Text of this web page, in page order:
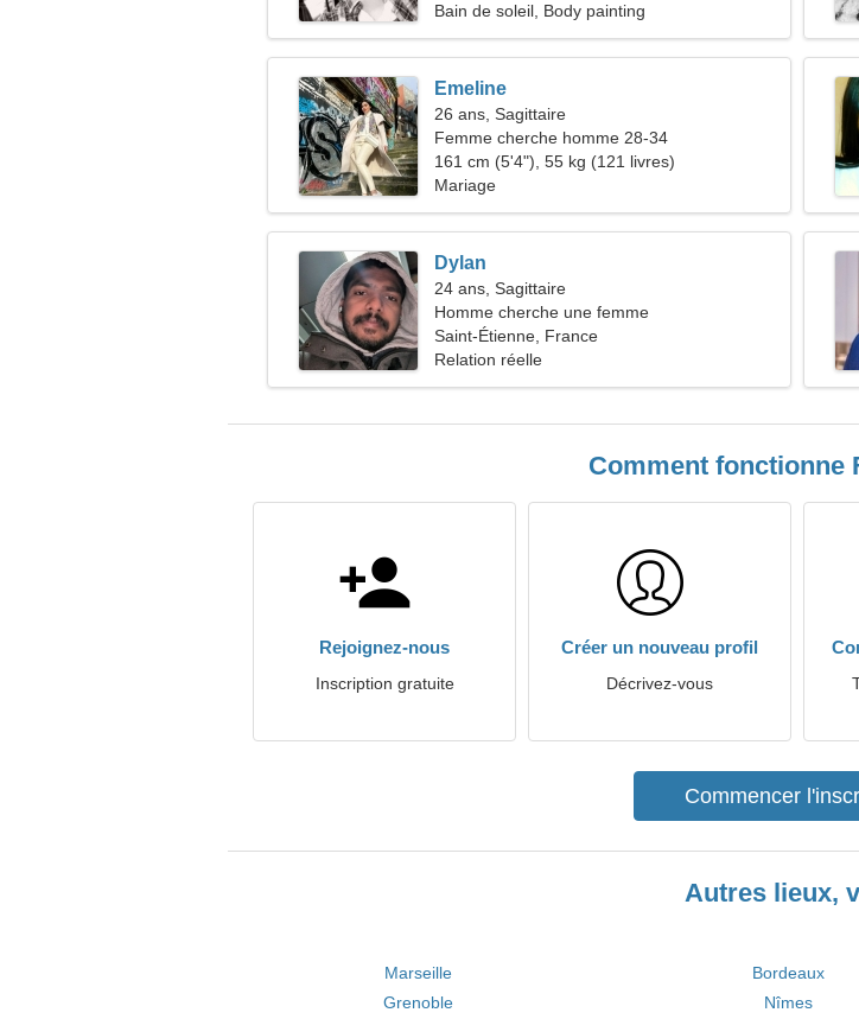
Bain de soleil, Body painting
Emeline
26 ans, Sagittaire
Femme cherche homme 28-34
161 cm (5'4"), 55 kg (121 livres)
Mariage
Dylan
24 ans, Sagittaire
Homme cherche une femme
Saint-Étienne, France
Relation réelle
Comment fonctionne
Rejoignez-nous
Inscription gratuite
Créer un nouveau profil
Décrivez-vous
Commencer
Autres lieux,
Marseille Bordeaux
Grenoble
Nîmes